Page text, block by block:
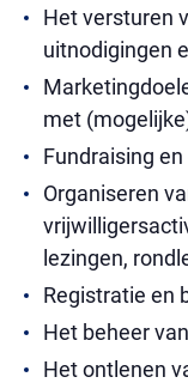
Het versturen
uitnodigingen
met
Fundraising
Organiseren
lezingen,
Registratie en
Het beheer
Het ontlenen